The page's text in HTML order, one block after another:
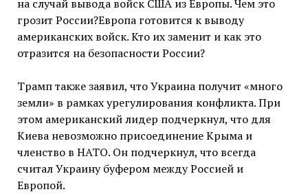
на случай вывода войск США из Европы. Чем это
грозит России?Европа готовится к выводу
американских войск. Кто их заменит и как это
отразится на безопасности России?
Трамп также заявил, что Украина получит «много
земли» в рамках урегулирования конфликта. При
этом американский лидер подчеркнул, что для
Киева невозможно присоединение Крыма и
членство в НАТО. Он подчеркнул, что всегда
считал Украину буфером между Россией и
Европой.